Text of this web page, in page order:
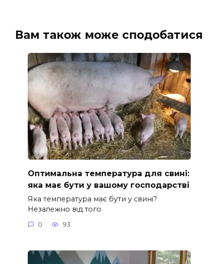
Вам також може сподобатися
Оптимальна температура для свині:
яка має бути у вашому господарстві
Яка температура має бути у свині?
Незалежно від того
0 93